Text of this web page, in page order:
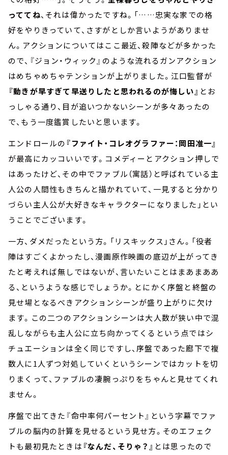
っててね、それは偉かったですね。「……忠実な家での格
好をやりきっていて、さすがとしか言いようがありませ
ん。アクションについてはここ最近、殺陣などが多かった
ので、『ジョン・ウィック』のような流れるガンアクション
はめちゃめちゃテンションが上がりました。江口監督が
『動きが早すぎて早送りしたと思われるのが悔しい』 とお
っしゃる通り、目が追いつかないシーンが多々あったの
で、もう一度鑑賞したいと思います。
エンドロールの 『ファイト・コレオグラファー：岡田准一』
が最高にカッコいいです。コメディーとアクション押しで
はあったけど、その中でファブル（寓話）と呼ばれている主
人公の人間性もきちんと描かれていて、一見すると分かり
づらい主人公が大好きなキャラクターになりました」とい
うことでございます。
一方、ダメだったという方。「リスキックス」さん。「役者
陣はすごくよかったし、漫画原作映画の底辺が上がってき
たと考えれば無しではないが、言いたいことはまあまああ
る、というような感じでしょうか。とにかく序盤と終盤の
見せ場となるべきアクションシーンが盛り上がりに欠け
ます。この二つのアクションシーンは大人数が狭い中で混
乱しながらも主人公に立ち向かってくるという点ではシ
チュエーションは全く同じですし、序盤であった廊下で複
数人に1人ずつ対処していくというシーンではカットを切
りまくって、ファブルの凄腕っぷりをちゃんと見せてくれ
ません。
序盤で出てきた『命中率何パーセント』という字幕でファ
ブルの脳内の計算を見せるという見せ方。そのエフェク
トも最初見たときは 『なんだ、そりゃ？』 とは思ったので